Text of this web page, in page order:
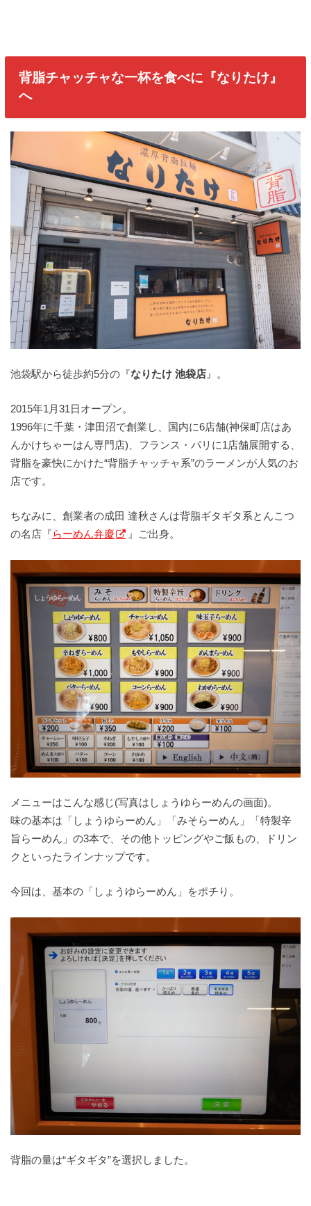
背脂チャッチャな一杯を食べに『なりたけ』
へ
池袋駅から徒歩約5分の『なりたけ 池袋店 』。
2015年1月31日オープン。
1996年に千葉・津田沼で創業し、国内に6店舗(神保町店はあ
んかけちゃーはん専門店)、フランス・パリに1店舗展開する、
背脂を豪快にかけた“背脂チャッチャ系”のラーメンが人気のお
店です。
ちなみに、創業者の成田 達秋さんは背脂ギタギタ系とんこつ
の名店『らーめん弁慶 』ご出身。
メニューはこんな感じ(写真はしょうゆらーめんの画面)。
味の基本は「しょうゆらーめん」「みそらーめん」「特製辛
旨らーめん」の3本で、その他トッピングやご飯もの、ドリン
クといったラインナップです。
今回は、基本の「しょうゆらーめん」をポチり。
背脂の量は“ギタギタ”を選択しました。